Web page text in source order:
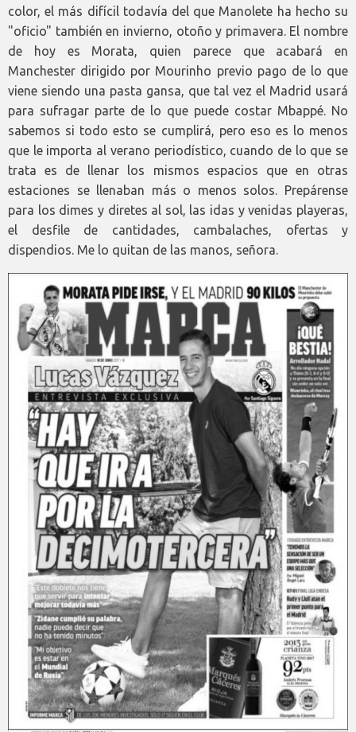
color, el más difícil todavía del que Manolete ha hecho su
"oficio" también en invierno, otoño y primavera. El nombre
de hoy es Morata, quien parece que acabará en
Manchester dirigido por Mourinho previo pago de lo que
viene siendo una pasta gansa, que tal vez el Madrid usará
para sufragar parte de lo que puede costar Mbappé. No
sabemos si todo esto se cumplirá, pero eso es lo menos
que le importa al verano periodístico, cuando de lo que se
trata es de llenar los mismos espacios que en otras
estaciones se llenaban más o menos solos. Prepárense
para los dimes y diretes al sol, las idas y venidas playeras,
el desfile de cantidades, cambalaches, ofertas y
dispendios. Me lo quitan de las manos, señora.